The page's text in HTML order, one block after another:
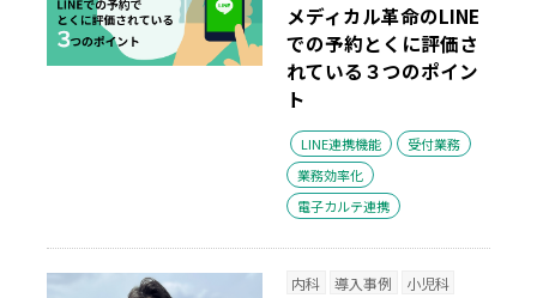
メディカル革命のLINE
での予約とくに評価さ
れている３つのポイン
ト
LINE連携機能
受付業務
業務効率化
電子カルテ連携
内科 導入事例 小児科